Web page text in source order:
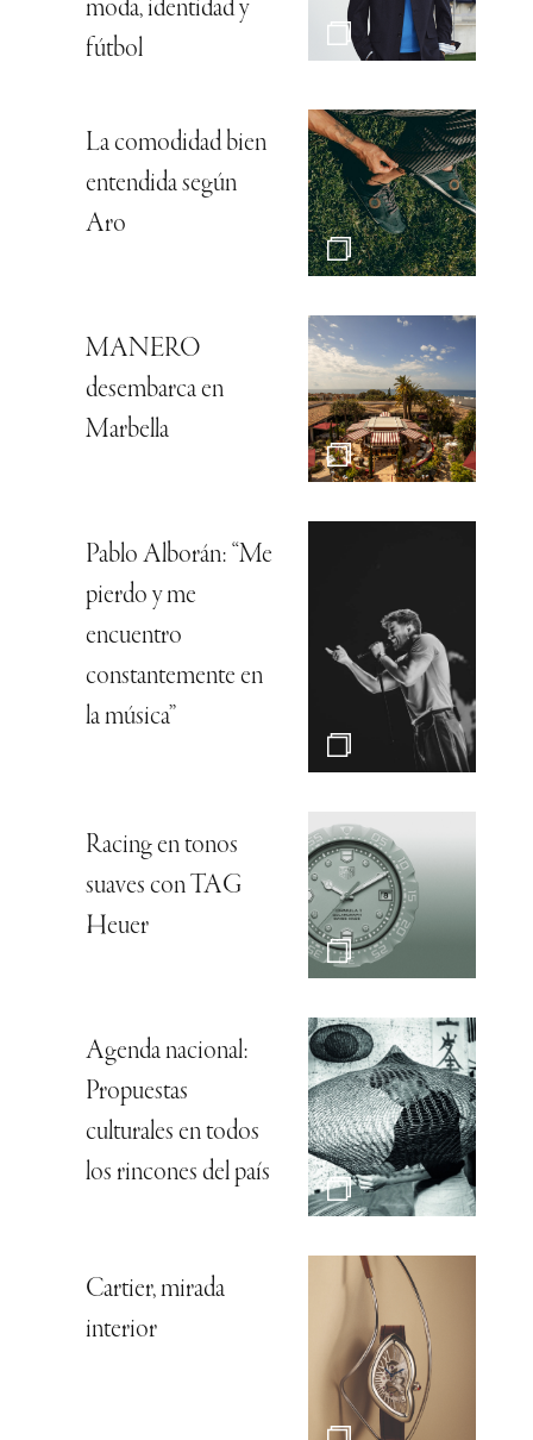
moda, identidad y
fútbol
La comodidad bien
entendida según
Aro
MANERO
desembarca en
Marbella
Pablo Alborán: “Me
pierdo y me
encuentro
constantemente en
la música”
Racing en tonos
suaves con TAG
Heuer
Agenda nacional:
Propuestas
culturales en todos
los rincones del país
Cartier, mirada
interior